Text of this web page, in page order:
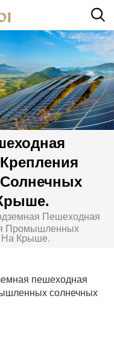
Пешеходная
Промышленных
На Крыше.
пешеходная
солнечных